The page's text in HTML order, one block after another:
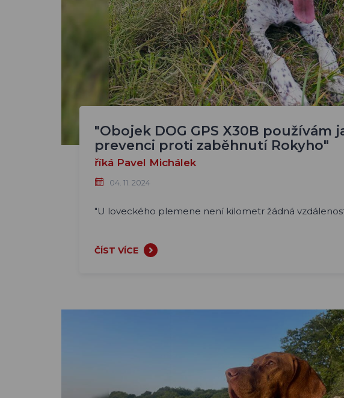
"Obojek DOG GPS X30B používám
prevenci proti zaběhnutí Rokyho"
říká Pavel Michálek
04. 11. 2024
"U loveckého plemene není kilometr žádná
ČÍST VÍCE